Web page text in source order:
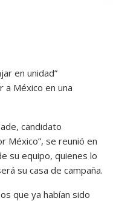
en unidad”
a México en una
candidato
México”, se reunió en
su equipo, quienes lo
su casa de campaña.
que ya habían sido